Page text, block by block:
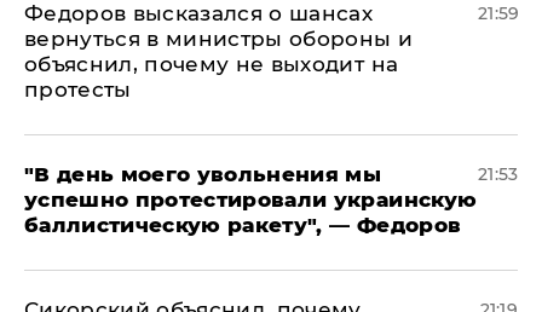
Федоров высказался о шансах
вернуться в министры обороны и
объяснил, почему не выходит на
протесты
21:59
​"В день моего увольнения мы
успешно протестировали украинскую
баллистическую ракету", — Федоров
21:53